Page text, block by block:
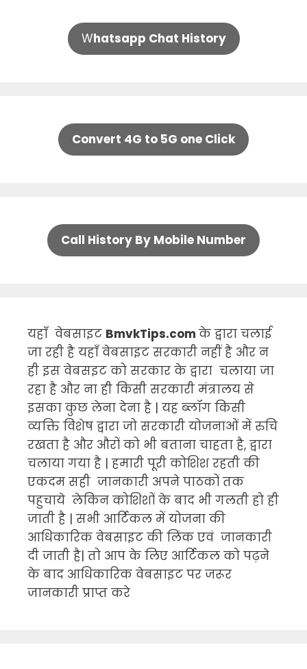
Whatsapp Chat History
Convert 4G to 5G one Click
Call History By Mobile Number
यहाँ वेबसाइट BmvkTips.com के द्वारा चलाई
जा रही है यहाँ वेबसाइट सरकारी नहीं है और न
ही इस वेबसइट को सरकार के द्वारा चलाया जा
रहा है और ना ही किसी सरकारी मंत्रालय से
इसका कुछ लेना देना है | यह ब्लॉग किसी
व्यक्ति विशेष द्वारा जो सरकारी योजनाओं में रुचि
रखता है और औरों को भी बताना चाहता है, द्वारा
चलाया गया है | हमारी पूरी कोशिश रहती की
एकदम सही जानकारी अपने पाठकों तक
पहुचाये लेकिन कोशिशों के बाद भी गलती हो ही
जाती है | सभी आर्टिकल में योजना की
आधिकारिक वेबसाइट की लिंक एवं जानकारी
दी जाती है| तो आप के लिए आर्टिकल को पढ़ने
के बाद आधिकारिक वेबसाइट पर जरूर
जानकारी प्राप्त करे